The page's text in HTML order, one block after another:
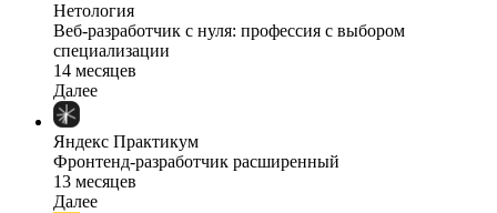
Нетология
Веб-разработчик с нуля: профессия с выбором
специализации
14 месяцев
Далее
Яндекс Практикум
Фронтенд-разработчик расширенный
13 месяцев
Далее